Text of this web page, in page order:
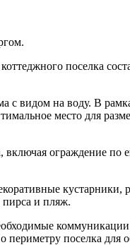
поселка
с видом на воду. В
место для
включая ограждение
кустарники,
пирса и пляж.
поселка для